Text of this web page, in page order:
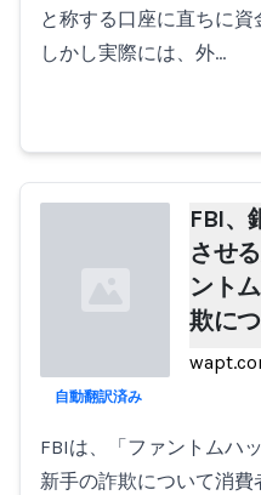
と称する口座に直ちに資
しかし実際には、外…
FBI、
させ
ント
欺に
自動翻訳済み
FBIは、「ファントムハ
新手の詐欺について消費